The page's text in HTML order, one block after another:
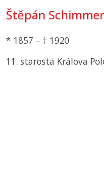
Štěpán Schimmer
* 1857 – † 1920
11. starosta Králova